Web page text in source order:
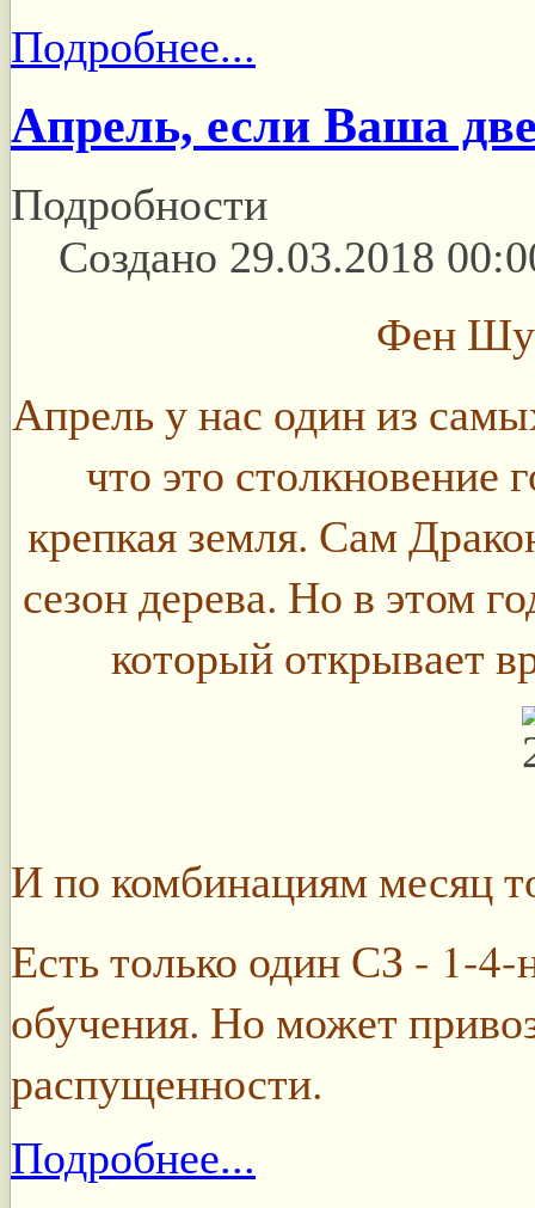
Подробнее...
Апрель, если Ваша
Подробности
Создано 29.03.2018
Фен
Апрель у нас один из
что это столкновение
крепкая земля. Сам
сезон дерева. Но в этом
который открывает
И по комбинациям месяц
Есть только один СЗ - 1-
обучения. Но может
распущенности.
Подробнее...